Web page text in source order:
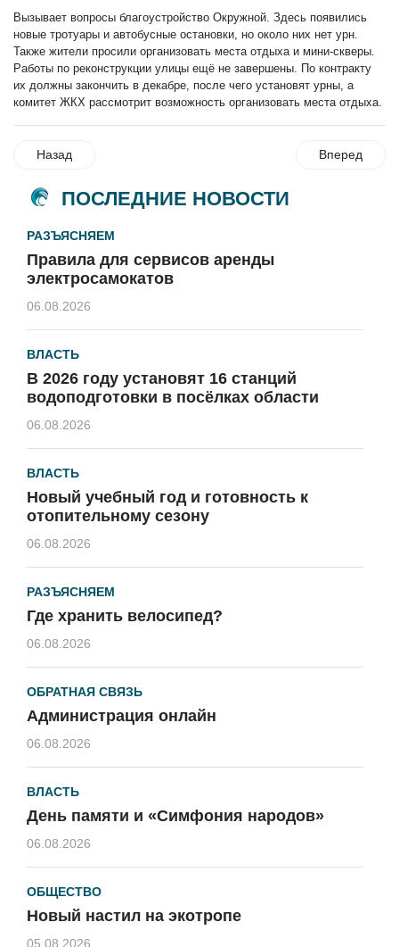
Вызывает вопросы благоустройство Окружной. Здесь появились
новые тротуары и автобусные остановки, но около них нет урн.
Также жители просили организовать места отдыха и мини-скверы.
Работы по реконструкции улицы ещё не завершены. По контракту
их должны закончить в декабре, после чего установят урны, а
комитет ЖКХ рассмотрит возможность организовать места отдыха.
Назад Вперед
ПОСЛЕДНИЕ НОВОСТИ
РАЗЪЯСНЯЕМ
Правила для сервисов аренды
электросамокатов
06.08.2026
ВЛАСТЬ
В 2026 году установят 16 станций
водоподготовки в посёлках области
06.08.2026
ВЛАСТЬ
Новый учебный год и готовность к
отопительному сезону
06.08.2026
РАЗЪЯСНЯЕМ
Где хранить велосипед?
06.08.2026
ОБРАТНАЯ СВЯЗЬ
Администрация онлайн
06.08.2026
ВЛАСТЬ
День памяти и «Симфония народов»
06.08.2026
ОБЩЕСТВО
Новый настил на экотропе
05.08.2026